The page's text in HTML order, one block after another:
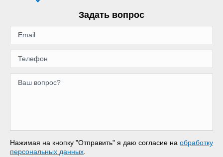
Задать вопрос
Нажимая на кнопку "Отправить" я даю согласие на обработку
персональных данных.